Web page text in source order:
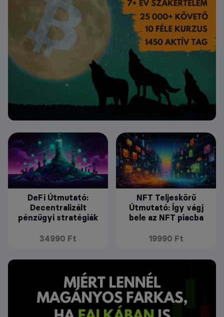
DeFi Útmutató:
Decentralizált
pénzügyi stratégiák
34990 Ft
NFT Teljeskörű
Útmutató: Így vágj
bele az NFT piacba
19990 Ft